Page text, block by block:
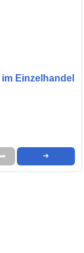
Einzelhandel
➦ ➜